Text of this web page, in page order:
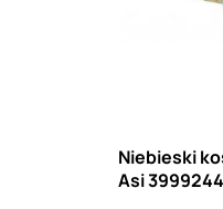
Niebieski
Asi